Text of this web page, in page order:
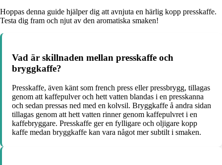
Hoppas denna guide hjälper dig att avnjuta en härlig kopp presskaffe.
Testa dig fram och njut av den aromatiska smaken!
Vad är skillnaden mellan presskaffe och
bryggkaffe?
Presskaffe, även känt som french press eller pressbrygg, tillagas
genom att kaffepulver och hett vatten blandas i en presskanna
och sedan pressas ned med en kolvsil. Bryggkaffe å andra sidan
tillagas genom att hett vatten rinner genom kaffepulvret i en
kaffebryggare. Presskaffe ger en fylligare och oljigare kopp
kaffe medan bryggkaffe kan vara något mer subtilt i smaken.